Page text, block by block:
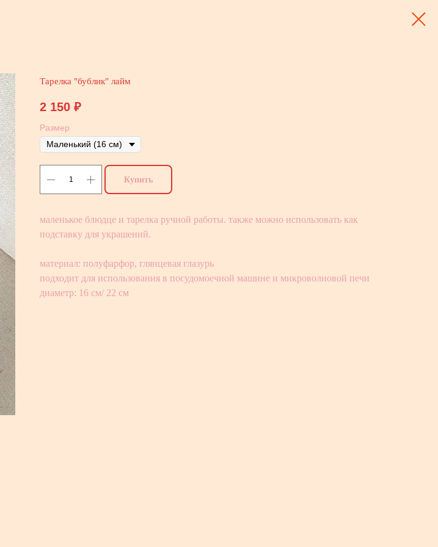
Тарелка "бублик" лайм
2 150 ₽
Размер
Купить
маленькое блюдце и тарелка ручной работы. также можно использовать как
подставку для украшений.
материал: полуфарфор, глянцевая глазурь
подходит для использования в посудомоечной машине и микроволновой печи
диаметр: 16 см/ 22 см